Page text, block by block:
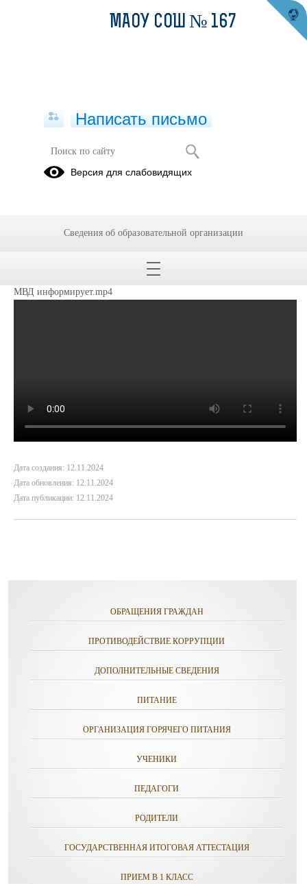
МВД информирует
МВД информирует.mp4
Дата создания: 12.11.2024
Дата обновления: 12.11.2024
Дата публикации: 12.11.2024
ОБРАЩЕНИЯ ГРАЖДАН
ПРОТИВОДЕЙСТВИЕ КОРРУПЦИИ
ДОПОЛНИТЕЛЬНЫЕ СВЕДЕНИЯ
ПИТАНИЕ
ОРГАНИЗАЦИЯ ГОРЯЧЕГО ПИТАНИЯ
УЧЕНИКИ
ПЕДАГОГИ
РОДИТЕЛИ
ГОСУДАРСТВЕННАЯ ИТОГОВАЯ АТТЕСТАЦИЯ
ПРИЕМ В 1 КЛАСС
МАОУ СОШ № 167
Написать письмо
Версия для слабовидящих
Сведения об образовательной организации